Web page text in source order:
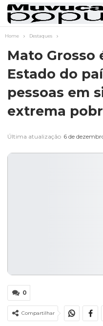
Home Destaques
Mato Grosso
Estado do
pessoas em
extrema
Última atualização 6 de
0
Compartilhar